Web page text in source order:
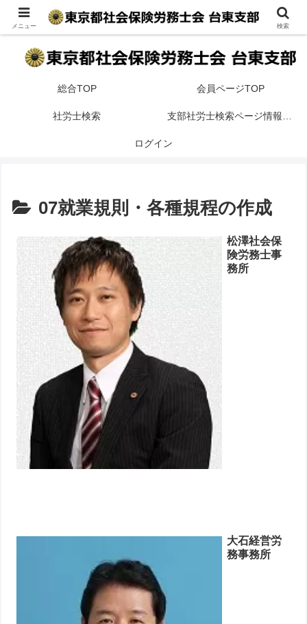
台東区内の開業・法人社会保険労務士事務所を地区・得意分野で検索が可
能です。
総合TOP 会員ページTOP
社労士検索
ログイン
07就業規則・各種規程の作成
松澤社会保
険労務士事
務所
大石経営労
務事務所
メニュー 検索